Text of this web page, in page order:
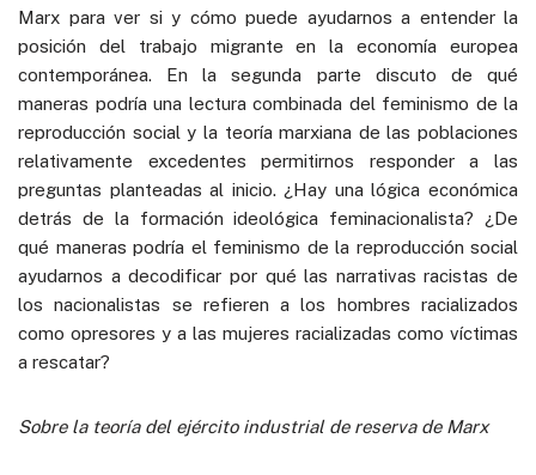
Marx para ver si y cómo puede ayudarnos a entender la
posición del trabajo migrante en la economía europea
contemporánea. En la segunda parte discuto de qué
maneras podría una lectura combinada del feminismo de la
reproducción social y la teoría marxiana de las poblaciones
relativamente excedentes permitirnos responder a las
preguntas planteadas al inicio. ¿Hay una lógica económica
detrás de la formación ideológica feminacionalista? ¿De
qué maneras podría el feminismo de la reproducción social
ayudarnos a decodificar por qué las narrativas racistas de
los nacionalistas se refieren a los hombres racializados
como opresores y a las mujeres racializadas como víctimas
a rescatar?
Sobre la teoría del ejército industrial de reserva de Marx